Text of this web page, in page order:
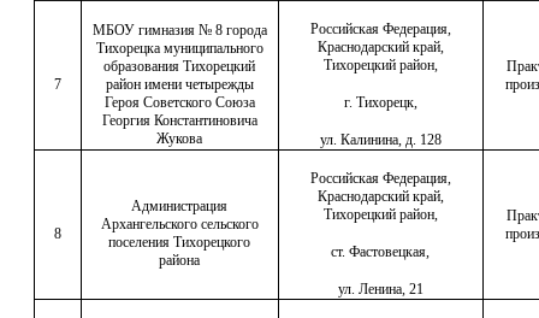
7
МБОУ гимназия № 8 города
Тихорецка муниципального
образования Тихорецкий
район имени четырежды
Героя Советского Союза
Георгия Константиновича
Жукова
Российская Федерация,
Краснодарский край,
Тихорецкий район,
г. Тихорецк,
ул. Калинина, д. 128
8
Администрация
Архангельского сельского
поселения Тихорецкого
района
Российская Федерация,
Краснодарский край,
Тихорецкий район,
ст. Фастовецкая,
ул. Ленина, 21